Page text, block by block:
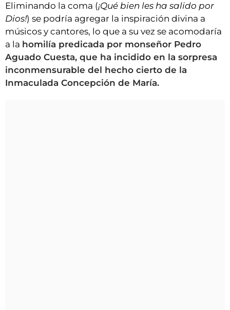
Eliminando la coma (¡Qué bien les ha salido por
Dios!) se podría agregar la inspiración divina a
músicos y cantores, lo que a su vez se acomodaría
a la homilía predicada por monseñor Pedro
Aguado Cuesta, que ha incidido en la sorpresa
inconmensurable del hecho cierto de la
Inmaculada Concepción de María.